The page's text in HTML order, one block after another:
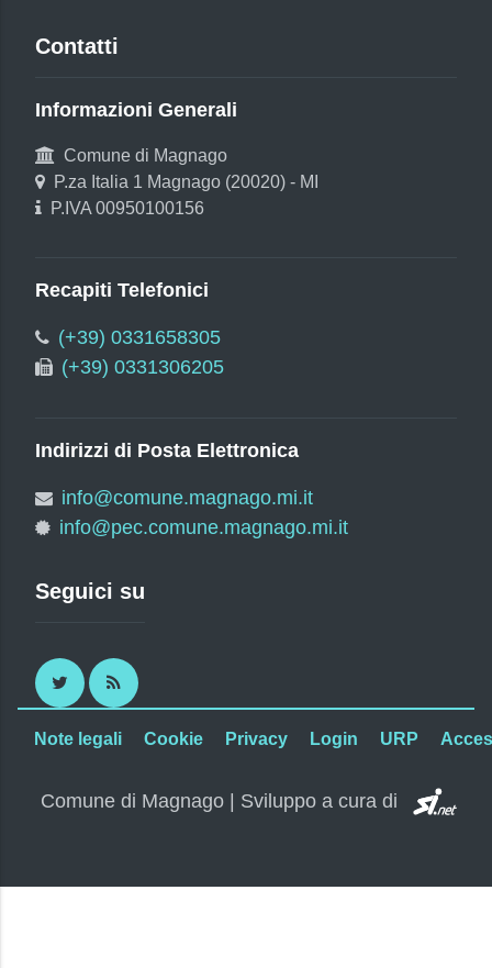
Contatti
Informazioni Generali
Comune di Magnago
P.za Italia 1 Magnago (20020) - MI
P.IVA 00950100156
Recapiti Telefonici
(+39) 0331658305
(+39) 0331306205
Indirizzi di Posta Elettronica
info@comune.magnago.mi.it
info@pec.comune.magnago.mi.it
Seguici su
Twitter RSS
Note legali Cookie Privacy Login URP
Comune di Magnago | Sviluppo a cura di